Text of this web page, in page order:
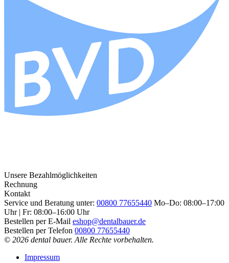
Unsere Bezahlmöglichkeiten
Rechnung
Kontakt
Service und Beratung unter: 00800 77655440 Mo–Do: 08:00–17:00
Uhr | Fr: 08:00–16:00 Uhr
Bestellen per E-Mail eshop@dentalbauer.de
Bestellen per Telefon 00800 77655440
© 2026 dental bauer. Alle Rechte vorbehalten.
Impressum